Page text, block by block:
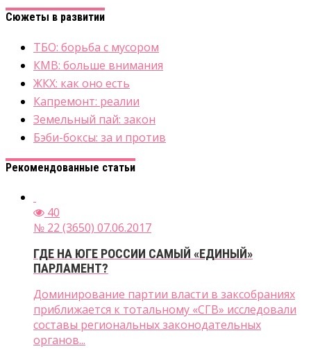
Сюжеты в развитии
ТБО: борьба с мусором
КМВ: больше внимания
ЖКХ: как оно есть
Капремонт: реалии
Земельный пай: закон
Бэби-боксы: за и против
Рекомендованные статьи
40
№ 22 (3650) 07.06.2017
ГДЕ НА ЮГЕ РОССИИ САМЫЙ «ЕДИНЫЙ»
ПАРЛАМЕНТ?
Доминирование партии власти в заксобраниях
приближается к тотальному «СГВ» исследовали
составы региональных законодательных
органов...